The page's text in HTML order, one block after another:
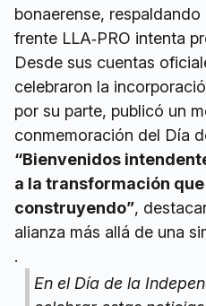
bonaerense,
frente LLA‑PRO intenta
Desde sus cuentas
celebraron la
por su parte, publicó un
conmemoración del Día
“Bienvenidos
a la transformación
construyendo”,
alianza más allá de una
.
En el Día de la